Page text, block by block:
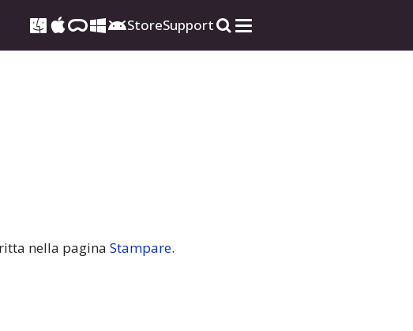
StoreSupport
nella pagina Stampare.